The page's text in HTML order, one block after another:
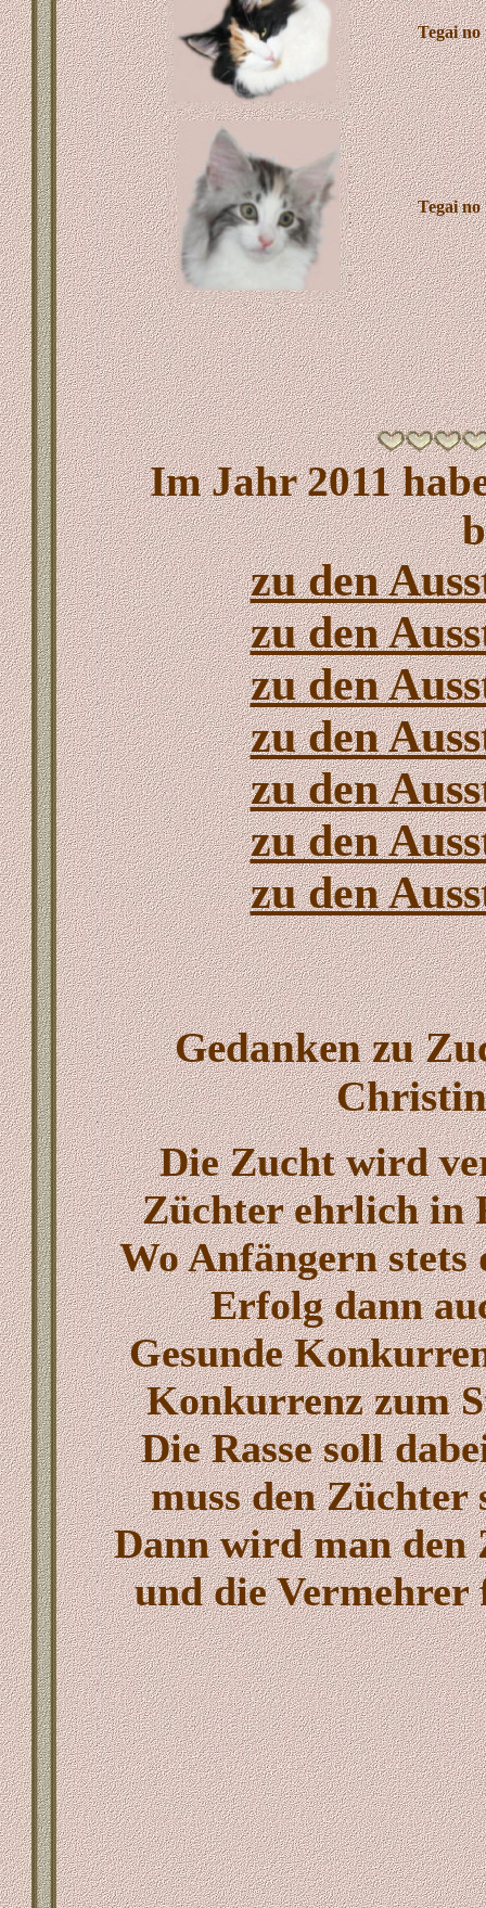
Tegai
Tegai
Im Jahr 2011
zu den
zu den
zu den
zu den
zu den
zu den
zu den
Gedanken zu
Die Zucht wird
Züchter ehrlich in
Wo Anfängern stets
Erfolg dann
Gesunde
Konkurrenz zum
Die Rasse soll
muss den
Dann wird man den
und die